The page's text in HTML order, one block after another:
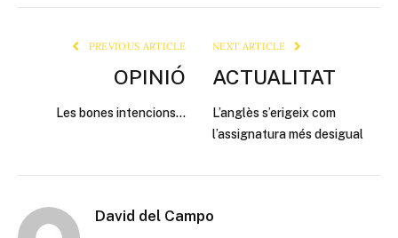
PREVIOUS ARTICLE
OPINIÓ
Les bones intencions…
NEXT ARTICLE
ACTUALITAT
L’anglès s’erigeix com
l’assignatura més desigual
David del Campo